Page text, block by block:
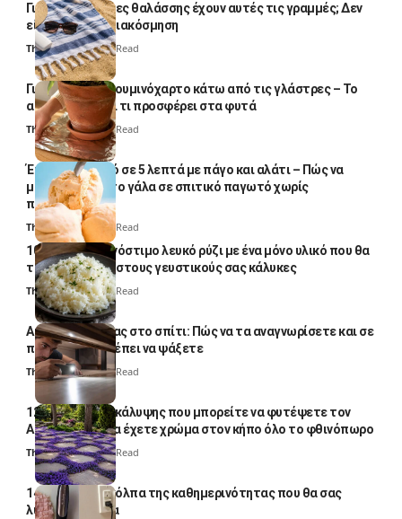
Γιατί οι πετσέτες θαλάσσης έχουν αυτές τις γραμμές; Δεν
είναι μόνο για διακόσμηση
Thali Ombre5 Min Read
Γιατί βάζουν αλουμινόχαρτο κάτω από τις γλάστρες – Το
απλό κόλπο και τι προσφέρει στα φυτά
Thali Ombre4 Min Read
Έτοιμο παγωτό σε 5 λεπτά με πάγο και αλάτι – Πώς να
μετατρέψετε το γάλα σε σπιτικό παγωτό χωρίς
παγωτομηχανή
Thali Ombre 4 Min Read
10 φορές ποιο νόστιμο λευκό ρύζι με ένα μόνο υλικό που θα
το απογειώσει στους γευστικούς σας κάλυκες
Thali Ombre4 Min Read
Αυγά κατσαρίδας στο σπίτι: Πώς να τα αναγνωρίσετε και σε
ποια σημεία πρέπει να ψάξετε
Thali Ombre4 Min Read
12 φυτά εδαφοκάλυψης που μπορείτε να φυτέψετε τον
Αύγουστο για να έχετε χρώμα στον κήπο όλο το φθινόπωρο
Thali Ombre7 Min Read
14 πανέξυπνα κόλπα της καθημερινότητας που θα σας
λύσουν τα χέρια